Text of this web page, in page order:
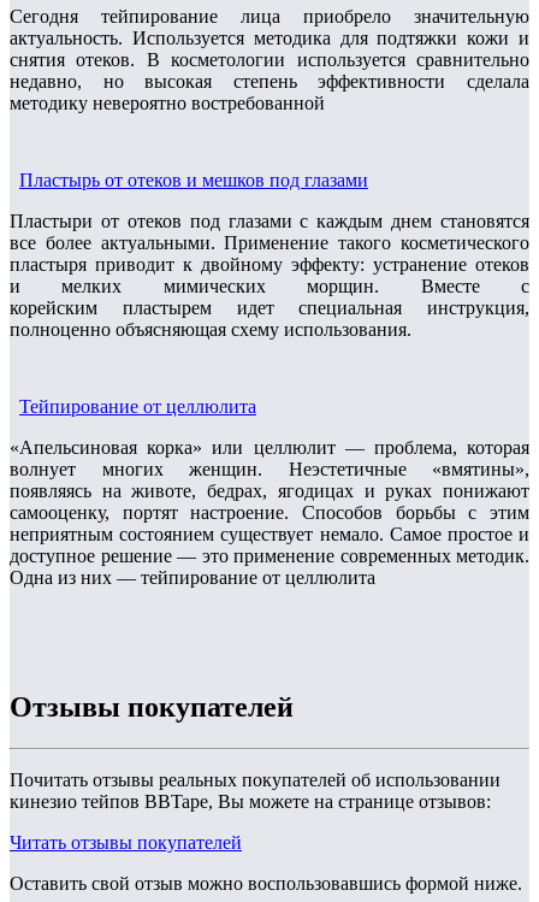
Сегодня тейпирование лица приобрело значительную
актуальность. Используется методика для подтяжки кожи и
снятия отеков. В косметологии используется сравнительно
недавно, но высокая степень эффективности сделала
методику невероятно востребованной
Пластырь от отеков и мешков под глазами
Пластыри от отеков под глазами с каждым днем становятся
все более актуальными. Применение такого косметического
пластыря приводит к двойному эффекту: устранение отеков
и мелких мимических морщин. Вместе с
корейским пластырем идет специальная инструкция,
полноценно объясняющая схему использования.
Тейпирование от целлюлита
«Апельсиновая корка» или целлюлит — проблема, которая
волнует многих женщин. Неэстетичные «вмятины»,
появляясь на животе, бедрах, ягодицах и руках понижают
самооценку, портят настроение. Способов борьбы с этим
неприятным состоянием существует немало. Самое простое и
доступное решение — это применение современных методик.
Одна из них — тейпирование от целлюлита
Отзывы покупателей
Почитать отзывы реальных покупателей об использовании
кинезио тейпов BBTape, Вы можете на странице отзывов:
Читать отзывы покупателей
Оставить свой отзыв можно воспользовавшись формой ниже.